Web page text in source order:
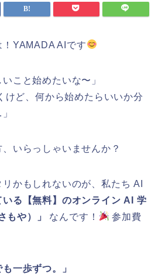
YAMADA AIです
こと始めたいな〜」
けど、何から始めたらいいか分
いらっしゃいませんか？
かもしれないのが、私たち AI
いる【無料】のオンライン AI 学
もや）」
なんです！
参加費
一歩ずつ。」